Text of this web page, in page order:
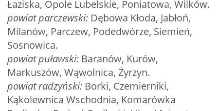
Łaziska, Opole Lubelskie, Poniatowa, Wilków.
powiat parczewski: Dębowa Kłoda, Jabłoń,
Milanów, Parczew, Podedwórze, Siemień,
Sosnowica.
powiat puławski: Baranów, Kurów,
Markuszów, Wąwolnica, Żyrzyn.
powiat radzyński: Borki, Czemierniki,
Kąkolewnica Wschodnia, Komarówka